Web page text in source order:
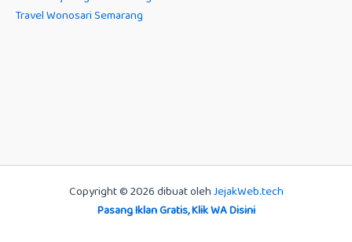
Travel Wonosari Semarang
Copyright © 2026 dibuat olehJejakWeb.tech
Pasang Iklan Gratis, Klik WA Disini